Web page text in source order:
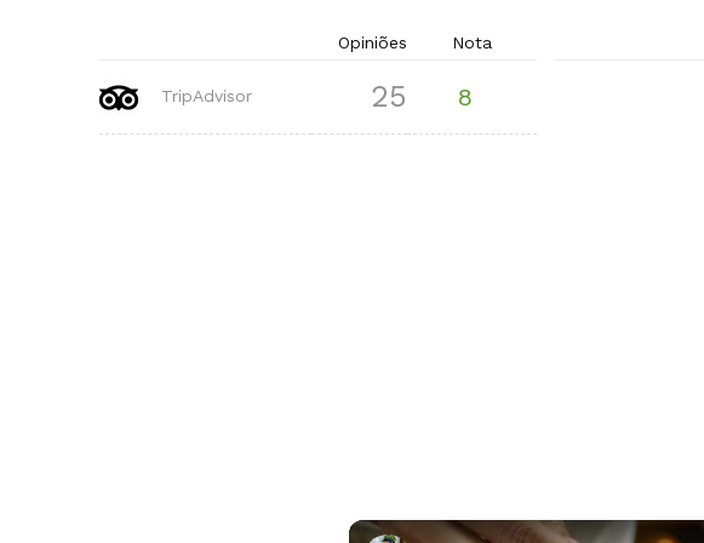
Opiniões Nota
TripAdvisor 25 8